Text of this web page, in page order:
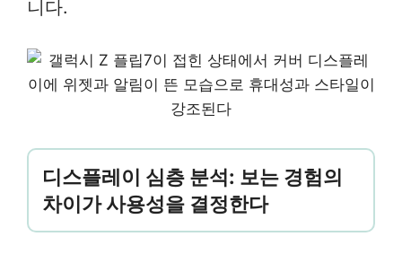
니다.
디스플레이 심층 분석: 보는 경험의
차이가 사용성을 결정한다